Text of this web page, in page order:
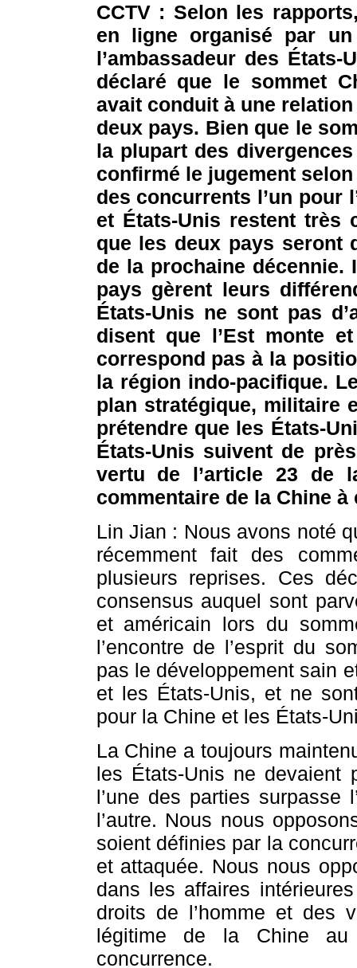
CCTV : Selon les
en ligne organisé par
l’ambassadeur des
déclaré que le sommet
avait conduit à une
deux pays. Bien que le
la plupart des
confirmé le jugement
des concurrents l’un pour
et États-Unis restent très
que les deux pays seront
de la prochaine
pays gèrent leurs
États-Unis ne sont pas
disent que l’Est monte
correspond pas à la
la région indo-pacifique.
plan stratégique, militaire
prétendre que les États-
États-Unis suivent de
vertu de l’article 23 de
commentaire de la Chine
Lin Jian : Nous avons noté
récemment fait des
plusieurs reprises. Ces
consensus auquel sont
et américain lors du
l’encontre de l’esprit du
pas le développement sain
et les États-Unis, et ne
pour la Chine et les États-
La Chine a toujours
les États-Unis ne
l’une des parties surpasse
l’autre. Nous nous
soient définies par la
et attaquée. Nous nous
dans les affaires
droits de l’homme et des
légitime de la Chine
concurrence.